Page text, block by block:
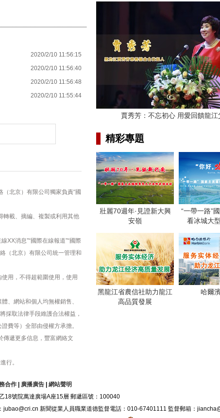
2020/2/10 11:56:15
2020/2/10 11:56:40
2020/2/10 11:56:48
2020/2/10 11:55:44
北京）有限公司獨家負責“國
轉載、摘編、複製或利用其他
XX消息”“國際在線報道”“國際
（北京）有限公司統一管理和
用，不得超範圍使用，使用
、網站和個人均無權銷售、
採取法律手段維護合法權益，
費等）全部由侵權方承擔。
傳遞更多信息，豐富網絡文
行。
賈秀芳：不忘初心 用愛回饋龍江
精彩專題
壯麗70週年·見證新大興
安嶺
“一帶一路”
看冰城大
黑龍江省農信社助力龍江
高品質發展
哈爾
合作| 廣播廣告| 網站聲明
18號院萬達廣場A座15層 郵遞區號：100040
新聞從業人員職業道德監督電話：010-67401111 監督郵箱：